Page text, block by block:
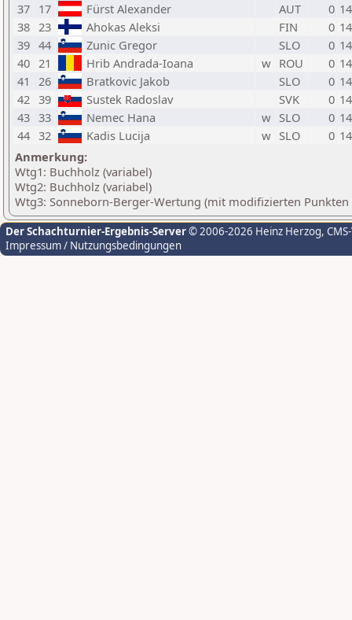
37 17 Fürst Alexander AUT 0
38 23 Ahokas Aleksi FIN 0
39 44 Zunic Gregor SLO 0
40 21 Hrib Andrada-Ioana w ROU 0
41
26 Bratkovic Jakob SLO 0
42 39 Sustek Radoslav SVK 0
43 33 Nemec Hana w SLO 0
44 32 Kadis Lucija w SLO 0
Anmerkung:
Wtg1: Buchholz (variabel)
Wtg2: Buchholz (variabel)
Wtg3: Sonneborn-Berger-Wertung (mit modifizierten
Der Schachturnier-Ergebnis-Server© 2006-2026 Heinz Herzog,
Impressum / Nutzungsbedingungen